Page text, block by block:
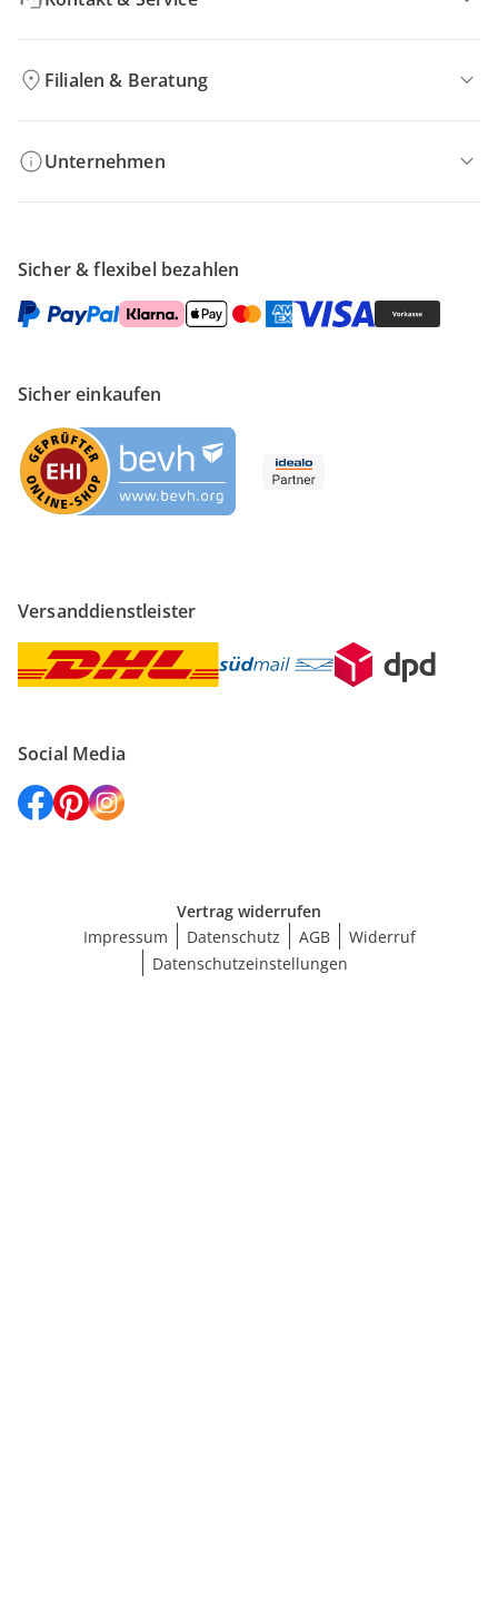
Filialen & Beratung
Unternehmen
Sicher & flexibel bezahlen
Sicher einkaufen
Versanddienstleister
Social Media
Vertrag widerrufen
Impressum
Datenschutz AGB
Widerruf
Datenschutzeinstellungen